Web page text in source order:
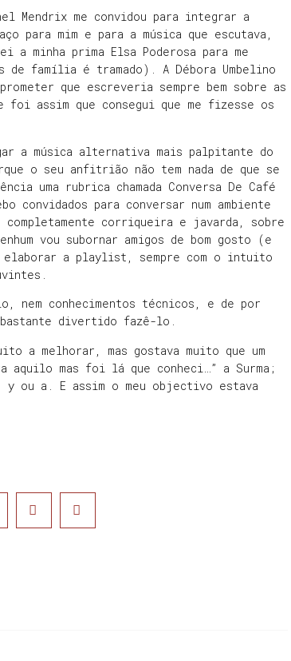
Mendrix me convidou para integrar a
para mim e para a música que escutava,
minha prima Elsa Poderosa para me
família é tramado). A Débora Umbelino
que escreveria sempre bem sobre as
foi assim que consegui que me fizesse os
a música alternativa mais palpitante do
o seu anfitrião não tem nada de que se
uma rubrica chamada Conversa De Café
convidados para conversar num ambiente
corriqueira e javarda, sobre
vou subornar amigos de bom gosto (e
elaborar a playlist, sempre com o intuito
nem conhecimentos técnicos, e de por
divertido fazê-lo.
a melhorar, mas gostava muito que um
aquilo mas foi lá que conheci…” a Surma;
y ou a. E assim o meu objectivo estava